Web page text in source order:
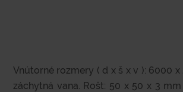
Vnútorné rozmery ( d x š x v ): 6000
záchytná vana. Rošt: 50 x 50 x 3